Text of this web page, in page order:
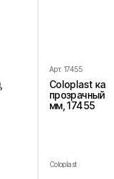
Арт. 17455
Coloplast
прозрачный,
мм, 17455
Coloplast